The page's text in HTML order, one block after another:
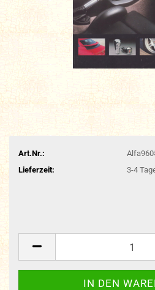
Art.Nr.:
Lieferzeit:
3-4